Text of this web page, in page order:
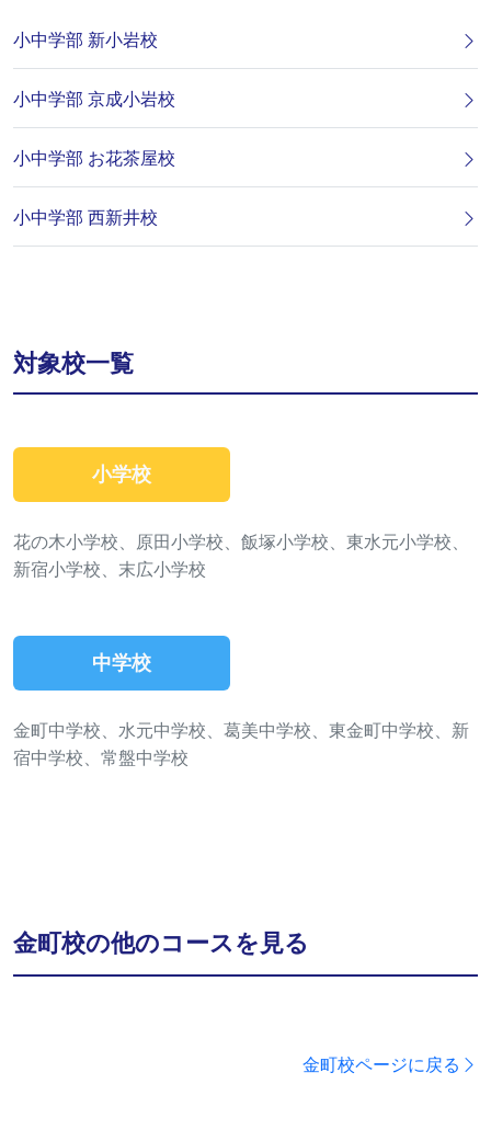
小中学部 新小岩校
小中学部 京成小岩校
小中学部 お花茶屋校
小中学部 西新井校
対象校一覧
小学校
花の木小学校、原田小学校、飯塚小学校、東水元小学校、
新宿小学校、末広小学校
中学校
金町中学校、水元中学校、葛美中学校、東金町中学校、新
宿中学校、常盤中学校
金町校の他のコースを見る
金町校ページに戻る